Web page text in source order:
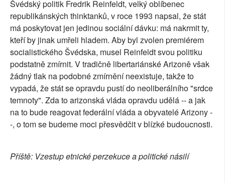
Švédský politik Fredrik Reinfeldt, velký oblíbenec
republikánských thinktanků, v roce 1993 napsal, že stát
má poskytovat jen jedinou sociální dávku: má nakrmit ty,
kteří by jinak umřeli hladem. Aby byl zvolen premiérem
socialistického Švédska, musel Reinfeldt svou politiku
podstatně zmírnit. V tradičně libertariánské Arizoně však
žádný tlak na podobné zmírnění neexistuje, takže to
vypadá, že stát se opravdu pustí do neoliberálního "srdce
temnoty". Zda to arizonská vláda opravdu udělá -- a jak
na to bude reagovat federální vláda a obyvatelé Arizony -
-, o tom se budeme moci přesvědčit v blízké budoucnosti.
Příště: Vzestup etnické perzekuce a politické násilí